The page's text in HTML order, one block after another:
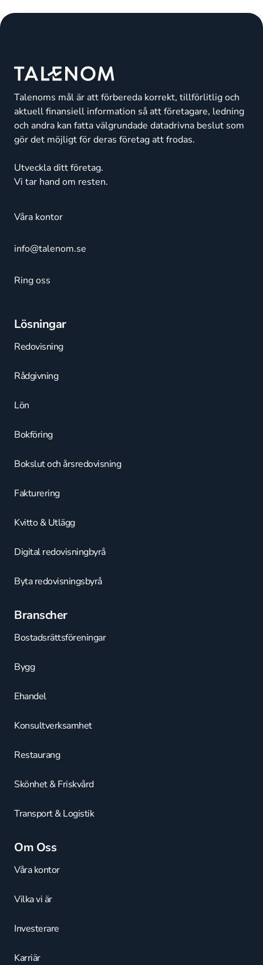
Talenoms mål är att förbereda korrekt, tillförlitlig och
aktuell finansiell information så att företagare, ledning
och andra kan fatta välgrundade datadrivna beslut som
gör det möjligt för deras företag att frodas.
Utveckla ditt företag.
Vi tar hand om resten.
Våra kontor
info@talenom.se
Ring oss
Lösningar
Redovisning
Rådgivning
Lön
Bokföring
Bokslut och årsredovisning
Fakturering
Kvitto & Utlägg
Digital redovisningbyrå
Byta redovisningsbyrå
Branscher
Bostadsrättsföreningar
Bygg
Ehandel
Konsultverksamhet
Restaurang
Skönhet & Friskvård
Transport & Logistik
Om Oss
Våra kontor
Vilka vi är
Investerare
Karriär